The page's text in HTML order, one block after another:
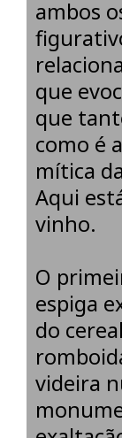
ambos
que
que
como é
mítica
Aqui
vinho.
O
espiga
do
videira